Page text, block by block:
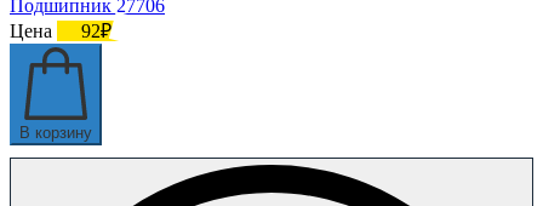
Подшипник 27706
Цена
92₽
В корзину